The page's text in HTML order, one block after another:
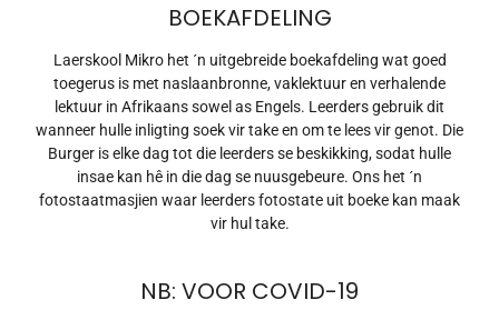
BOEKAFDELING
Laerskool Mikro het ´n uitgebreide boekafdeling wat goed
toegerus is met naslaanbronne, vaklektuur en verhalende
lektuur in Afrikaans sowel as Engels. Leerders gebruik dit
wanneer hulle inligting soek vir take en om te lees vir genot. Die
Burger is elke dag tot die leerders se beskikking, sodat hulle
insae kan hê in die dag se nuusgebeure. Ons het ´n
fotostaatmasjien waar leerders fotostate uit boeke kan maak
vir hul take.
NB: VOOR COVID-19